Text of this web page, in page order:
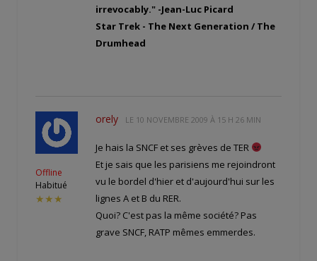
irrevocably." -Jean-Luc Picard
Star Trek - The Next Generation / The
Drumhead
Offline
Habitué
★★★
orely LE 10 NOVEMBRE 2009 À 15 H 26 MIN
Je hais la SNCF et ses grèves de TER
Et je sais que les parisiens me rejoindront
vu le bordel d'hier et d'aujourd'hui sur les
lignes A et B du RER.
Quoi? C'est pas la même société? Pas
grave SNCF, RATP mêmes emmerdes.